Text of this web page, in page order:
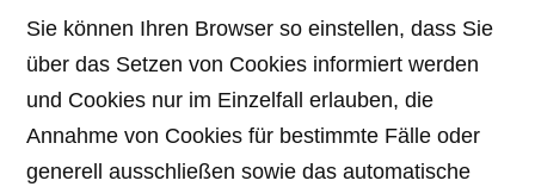
Sie können Ihren Browser so einstellen, dass Sie
über das Setzen von Cookies informiert werden
und Cookies nur im Einzelfall erlauben, die
Annahme von Cookies für bestimmte Fälle oder
generell ausschließen sowie das automatische